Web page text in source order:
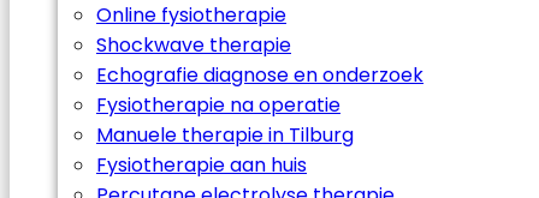
Online fysiotherapie
Shockwave therapie
Echografie diagnose en onderzoek
Fysiotherapie na operatie
Manuele therapie in Tilburg
Fysiotherapie aan huis